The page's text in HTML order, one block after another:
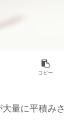
コピー
量に平積みさ